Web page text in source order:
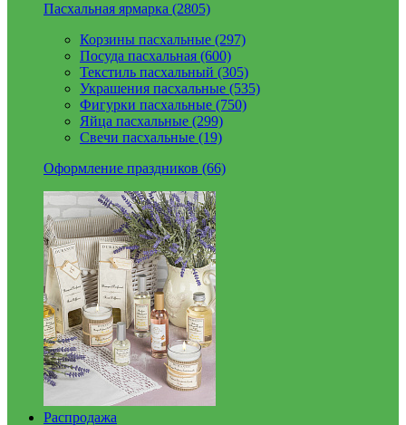
Пасхальная ярмарка (2805)
Корзины пасхальные (297)
Посуда пасхальная (600)
Текстиль пасхальный (305)
Украшения пасхальные (535)
Фигурки пасхальные (750)
Яйца пасхальные (299)
Свечи пасхальные (19)
Оформление праздников (66)
Распродажа